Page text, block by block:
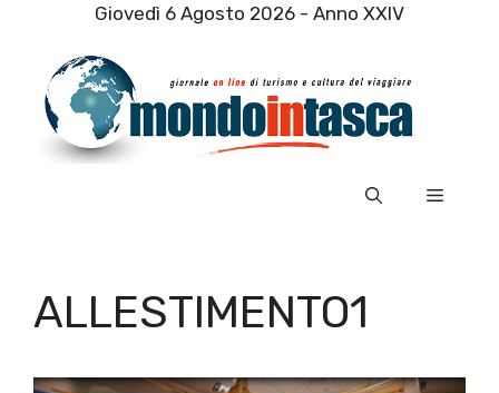
contenuto
Giovedì 6 Agosto 2026 - Anno XXIV
Menu
ALLESTIMENTO1